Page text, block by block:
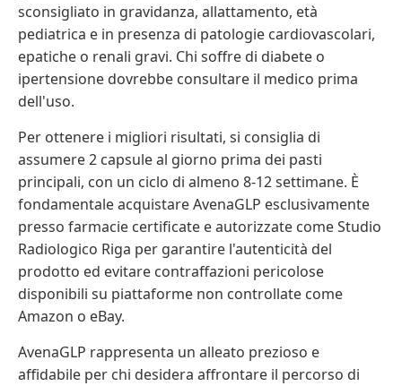
sconsigliato in gravidanza, allattamento, età
pediatrica e in presenza di patologie cardiovascolari,
epatiche o renali gravi. Chi soffre di diabete o
ipertensione dovrebbe consultare il medico prima
dell'uso.
Per ottenere i migliori risultati, si consiglia di
assumere 2 capsule al giorno prima dei pasti
principali, con un ciclo di almeno 8-12 settimane. È
fondamentale acquistare AvenaGLP esclusivamente
presso farmacie certificate e autorizzate come Studio
Radiologico Riga per garantire l'autenticità del
prodotto ed evitare contraffazioni pericolose
disponibili su piattaforme non controllate come
Amazon o eBay.
AvenaGLP rappresenta un alleato prezioso e
affidabile per chi desidera affrontare il percorso di